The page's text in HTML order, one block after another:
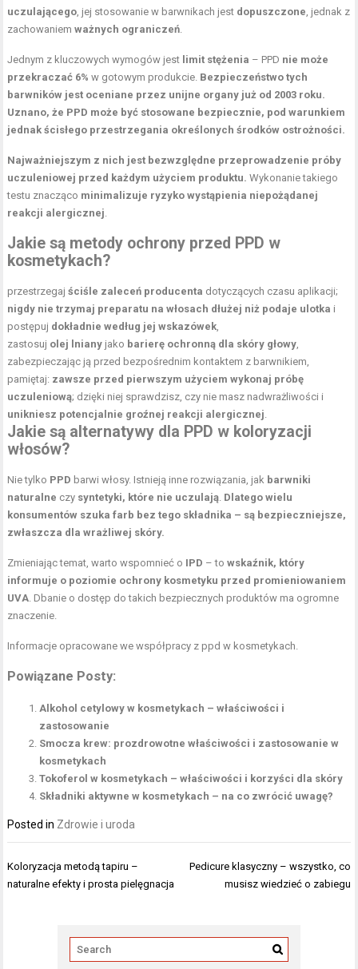
uczulającego , jej stosowanie w barwnikach jest dopuszczone , jednak z
zachowaniemważnych ograniczeń
Jednym z kluczowych wymogów jest limit stężenia – PPD nie może
przekraczać 6% w gotowym produkcie. Bezpieczeństwo tych
barwników jest oceniane przez unijne organy już od 2003 roku.
Uznano, że PPD może być stosowane bezpiecznie, pod warunkiem
jednak ścisłego przestrzegania określonych środków ostrożności.
Najważniejszym z nich jest bezwzględne przeprowadzenie próby
uczuleniowej przed każdym użyciem produktu. Wykonanie takiego
testu znacząco minimalizuje ryzyko wystąpienia niepożądanej
reakcji alergicznej
Jakie są metody ochrony przed PPD w
kosmetykach?
przestrzegajściśle zaleceń producenta dotyczących czasu aplikacji;
nigdy nie trzymaj preparatu na włosach dłużej niż podaje ulotka i
postępuj dokładnie według jej wskazówek
zastosuj olej lniany jako barierę ochronną dla skóry głowy
zabezpieczając ją przed bezpośrednim kontaktem z barwnikiem,
pamiętaj: zawsze przed pierwszym użyciem wykonaj próbę
uczuleniową; dzięki niej sprawdzisz, czy nie masz nadwrażliwości i
unikniesz potencjalnie groźnej reakcji alergicznej
Jakie są alternatywy dla PPD w koloryzacji
włosów?
Nie tylko PPD barwi włosy. Istnieją inne rozwiązania, jak barwniki
naturalne czy syntetyki, które nie uczulają Dlatego wielu
konsumentów szuka farb bez tego składnika – są bezpieczniejsze,
zwłaszcza dla wrażliwej skóry.
Zmieniając temat, warto wspomnieć o IPD – towskaźnik, który
informuje o poziomie ochrony kosmetyku przed promieniowaniem
UVA . Dbanie o dostęp do takich bezpiecznych produktów ma ogromne
znaczenie.
Informacje opracowane we współpracy z ppd w kosmetykach
Powiązane Posty:
Alkohol cetylowy w kosmetykach – właściwości i
zastosowanie
Smocza krew: prozdrowotne właściwości i zastosowanie w
kosmetykach
Tokoferol w kosmetykach – właściwości i korzyści dla skóry
Składniki aktywne w kosmetykach – na co zwrócić uwagę?
Posted in Zdrowie i uroda
Nawigacja
wpisu
Koloryzacja metodą tapiru –
naturalne efekty i prosta pielęgnacja
Pedicure klasyczny – wszystko, co
musisz wiedzieć o zabiegu